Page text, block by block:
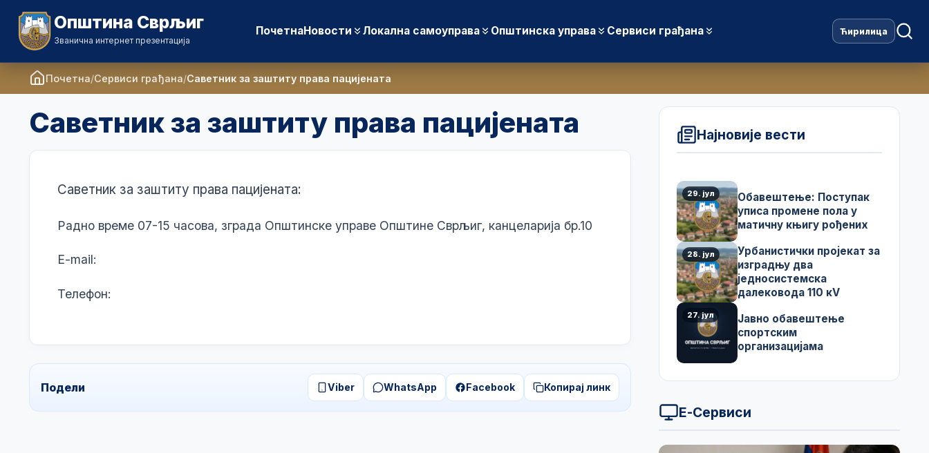
Општина Сврљиг
Званична интернет презентација
ПочетнаНовости Локална самоуправа Општинска управа Сервиси грађана Ћирилица
Почетна Сервиси грађана Саветник за заштиту права пацијената
Саветник за заштиту права пацијената
Саветник за заштиту права пацијената:
Радно време 07-15 часова, зграда Општинске управе Општине Сврљиг, канцеларија бр.10
E-mail:
Телефон:
Подели Viber WhatsApp Facebook Копирај линк
Најновије вести
29. јул
Обавештење: Поступак
уписа промене пола у
матичну књигу рођених
28. јул
Урбанистички пројекат за
изградњу два
једносистемска
далековода 110 кV
27. јул
Јавно обавештење
спортским
организацијама
Е-Сервиси